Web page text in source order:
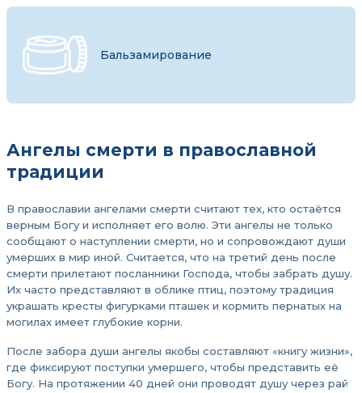
Бальзамирование
Ангелы смерти в православной
традиции
В православии ангелами смерти считают тех, кто остаётся
верным Богу и исполняет его волю. Эти ангелы не только
сообщают о наступлении смерти, но и сопровождают души
умерших в мир иной. Считается, что на третий день после
смерти прилетают посланники Господа, чтобы забрать душу.
Их часто представляют в облике птиц, поэтому традиция
украшать кресты фигурками пташек и кормить пернатых на
могилах имеет глубокие корни.
После забора души ангелы якобы составляют «книгу жизни»,
где фиксируют поступки умершего, чтобы представить её
Богу. На протяжении 40 дней они проводят душу через рай